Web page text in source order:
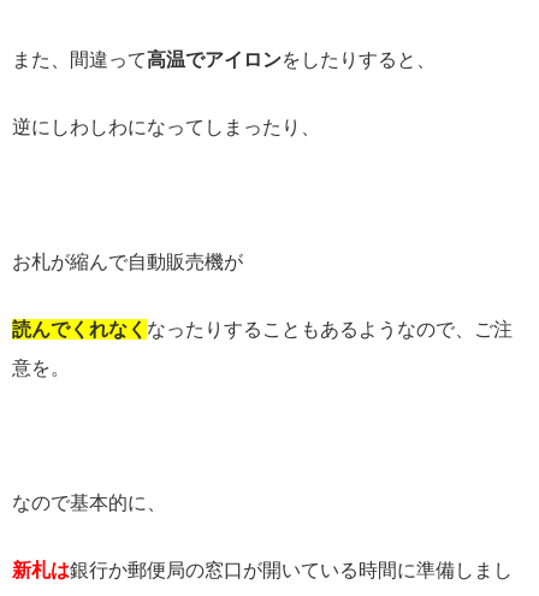
また、間違って高温でアイロンをしたりすると、
逆にしわしわになってしまったり、
お札が縮んで自動販売機が
読んでくれなく なったりすることもあるようなので、ご注
意を。
なので基本的に、
新札は銀行か郵便局の窓口が開いている時間に準備しまし